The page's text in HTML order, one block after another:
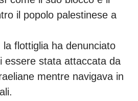
il popolo palestinese a
flottiglia ha denunciato
essere stata attaccata da
mentre navigava in